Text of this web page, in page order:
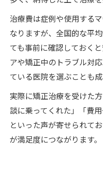
治療費は症例や使用する
なりますが、全国的な平
ても事前に確認しておく
アや矯正中のトラブル対
ている医院を選ぶことも成
実際に矯正治療を受けた
談に乗ってくれた」「費
といった声が寄せられて
が満足度につながります。